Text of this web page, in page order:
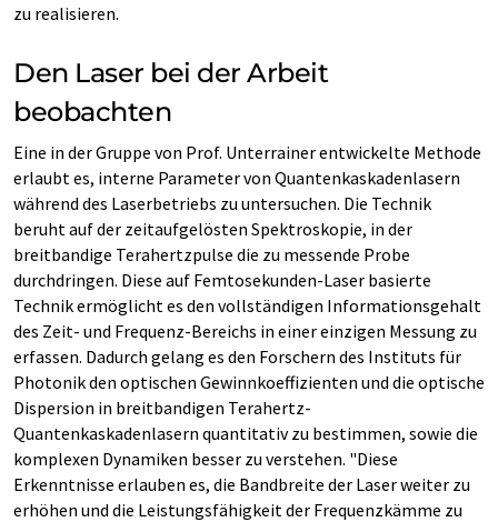
zu realisieren.
Den Laser bei der Arbeit
beobachten
Eine in der Gruppe von Prof. Unterrainer entwickelte Methode
erlaubt es, interne Parameter von Quantenkaskadenlasern
während des Laserbetriebs zu untersuchen. Die Technik
beruht auf der zeitaufgelösten Spektroskopie, in der
breitbandige Terahertzpulse die zu messende Probe
durchdringen. Diese auf Femtosekunden-Laser basierte
Technik ermöglicht es den vollständigen Informationsgehalt
des Zeit- und Frequenz-Bereichs in einer einzigen Messung zu
erfassen. Dadurch gelang es den Forschern des Instituts für
Photonik den optischen Gewinnkoeffizienten und die optische
Dispersion in breitbandigen Terahertz-
Quantenkaskadenlasern quantitativ zu bestimmen, sowie die
komplexen Dynamiken besser zu verstehen. "Diese
Erkenntnisse erlauben es, die Bandbreite der Laser weiter zu
erhöhen und die Leistungsfähigkeit der Frequenzkämme zu